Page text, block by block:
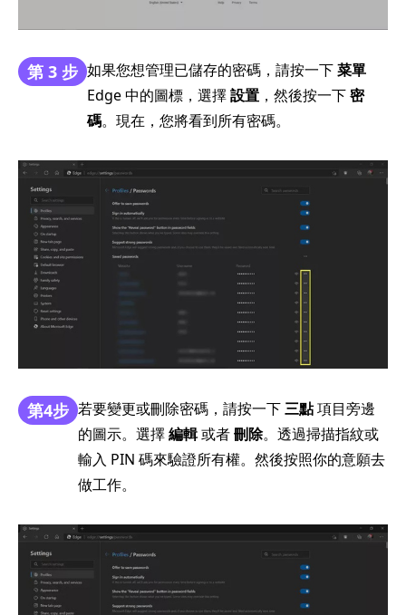
第 3 步 如果您想管理已儲存的密碼，請按一下菜單
Edge 中的圖標，選擇設置 ，然後按一下密
碼。現在，您將看到所有密碼。
第4步 若要變更或刪除密碼，請按一下三點項目旁邊
的圖示。選擇編輯或者刪除。透過掃描指紋或
輸入 PIN 碼來驗證所有權。然後按照你的意願去
做工作。